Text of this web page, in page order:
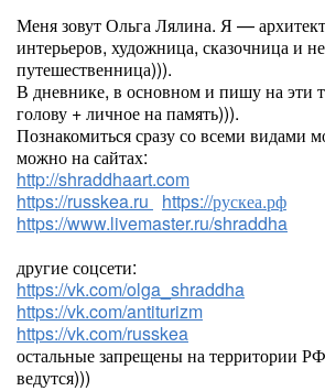
Меня зовут Ольга Лялина. Я —
интерьеров, художница, сказочница и
путешественница))).
В дневнике, в основном и пишу на эти
голову + личное на память))).
Познакомиться сразу со всеми видами
можно на сайтах:
http://shraddhaart.com
https://russkea.ru
https://рускеа.рф
https://www.livemaster.ru/shraddha
другие соцсети:
https://vk.com/olga_shraddha
https://vk.com/antiturizm
https://vk.com/russkea
остальные запрещены на территории
ведутся)))